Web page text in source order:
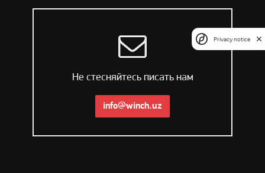
Не стесняйтесь писать нам
info@winch.uz
Privacy notice